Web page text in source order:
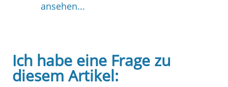
ansehen...
Ich habe eine Frage zu
diesem Artikel: